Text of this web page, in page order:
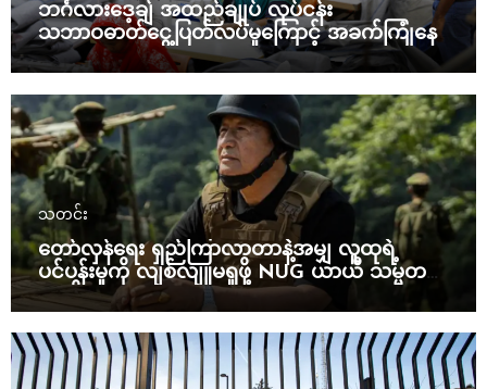
ဘင်္ဂလားဒေ့ချ် အထည်ချုပ် လုပ်ငန်း
သဘာဝဓာတ်ငွေ့ပြတ်လပ်မှုကြောင့် အခက်ကြုံနေ
သတင်း
တော်လှန်ရေး ရှည်ကြာလာတာနဲ့အမျှ လူထုရဲ့
ပင်ပန်းမှုကို လျစ်လျူမရှုဖို့ NUG ယာယီ သမ္မတ
သတိပေး